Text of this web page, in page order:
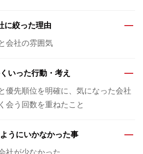
に絞った理由
会社の雰囲気
いった行動・考え
優先順位を明確に、気になった会社
会う回数を重ねたこと
うにいかなかった事
社が少なかった